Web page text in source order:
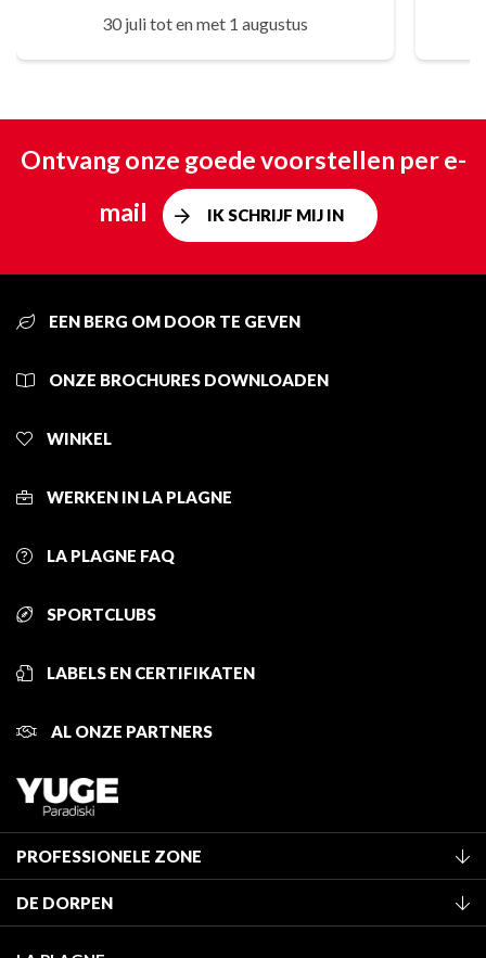
30 juli tot en met 1 augustus
Ontvang onze goede voorstellen per e-
mail
IK SCHRIJF MIJ IN
EEN BERG OM DOOR TE GEVEN
ONZE BROCHURES DOWNLOADEN
WINKEL
WERKEN IN LA PLAGNE
LA PLAGNE FAQ
SPORTCLUBS
LABELS EN CERTIFIKATEN
AL ONZE PARTNERS
PROFESSIONELE ZONE
Classificatie van de gemeubileerde accommodaties
DE DORPEN